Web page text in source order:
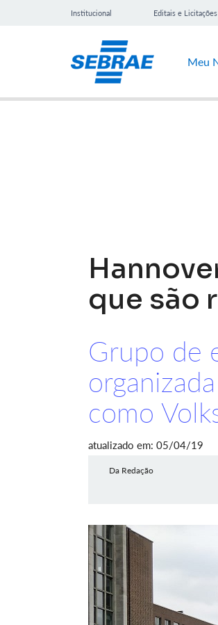
Institucional Editais e Licitações
Meu
que são
Grupo de
como
atualizado em: 05/04/19
Da Redação